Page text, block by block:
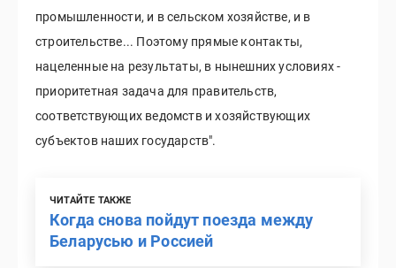
промышленности, и в сельском хозяйстве, и в
строительстве... Поэтому прямые контакты,
нацеленные на результаты, в нынешних условиях -
приоритетная задача для правительств,
соответствующих ведомств и хозяйствующих
субъектов наших государств".
ЧИТАЙТЕ ТАКЖЕ
Когда снова пойдут поезда между
Беларусью и Россией